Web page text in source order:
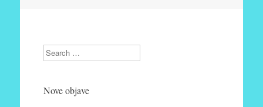
Search
Nove objave